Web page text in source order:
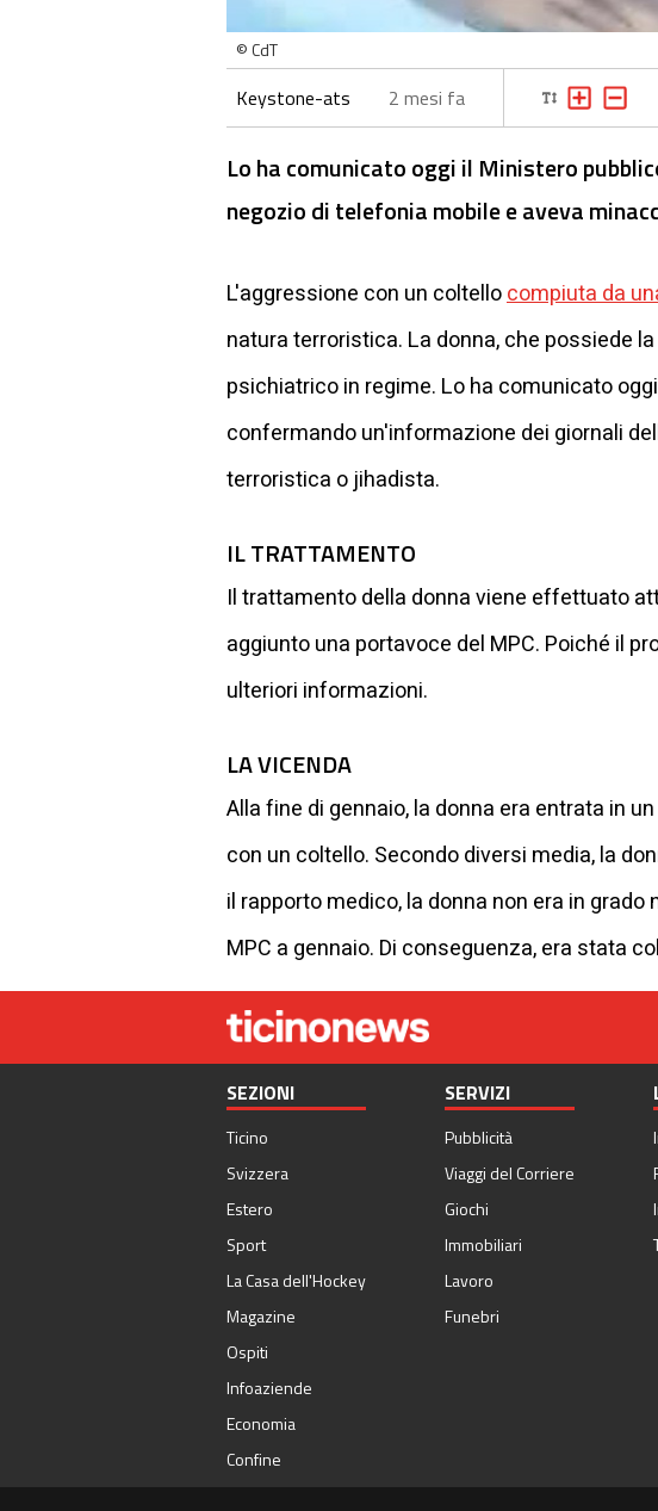
© CdT
Keystone-ats 2 mesi fa
Lo ha comunicato oggi il Ministero
negozio di telefonia mobile e aveva
L'aggressione con un coltellocompiuta da
natura terroristica. La donna, che possiede
psichiatrico in regime. Lo ha comunicato
confermando un'informazione dei giornali
terroristica o jihadista.
IL TRATTAMENTO
Il trattamento della donna viene effettuato
aggiunto una portavoce del MPC. Poiché il
ulteriori informazioni.
LA VICENDA
Alla fine di gennaio, la donna era entrata in
con un coltello. Secondo diversi media, la
il rapporto medico, la donna non era in
MPC a gennaio. Di conseguenza, era stata
SEZIONI
Ticino
Svizzera
Estero
Sport
La Casa dell'Hockey
Magazine
Ospiti
Infoaziende
Economia
Confine
SERVIZI
Pubblicità
Viaggi del Corriere
Giochi
Immobiliari
Lavoro
Funebri